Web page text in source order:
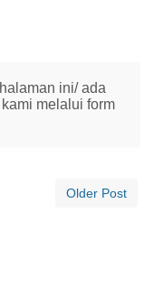
ini/ ada
melalui form
Older Post